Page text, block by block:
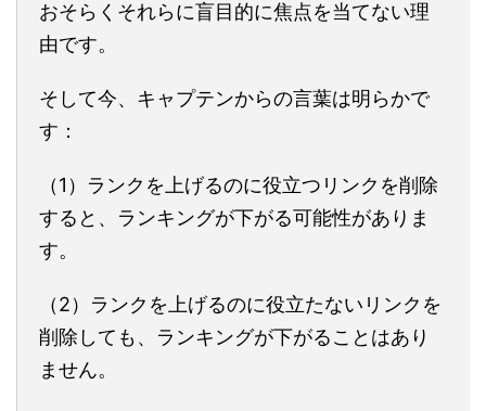
おそらくそれらに盲目的に焦点を当てない理
由です。
そして今、キャプテンからの言葉は明らかで
す：
（1）ランクを上げるのに役立つリンクを削除
すると、ランキングが下がる可能性がありま
す。
（2）ランクを上げるのに役立たないリンクを
削除しても、ランキングが下がることはあり
ません。